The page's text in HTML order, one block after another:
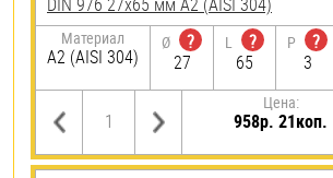
Материал
А2 (AISI 304)
Ø
?
27
L
?
65
P
?
3
Цена:
958р. 21коп.